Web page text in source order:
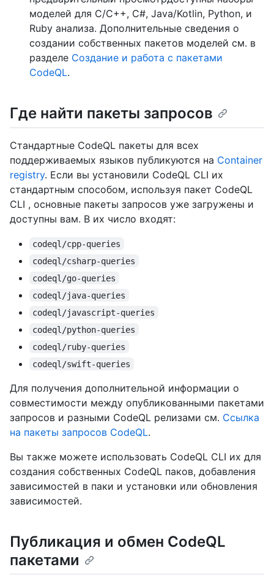
моделей для C/C++, C#, Java/Kotlin, Python, и
Ruby анализа. Дополнительные сведения о
создании собственных пакетов моделей см. в
разделе Создание и работа с пакетами
CodeQL.
Где найти пакеты запросов
Стандартные CodeQL пакеты для всех
поддерживаемых языков публикуются на Container
registry. Если вы установили CodeQL CLI их
стандартным способом, используя пакет CodeQL
CLI , основные пакеты запросов уже загружены и
доступны вам. В их число входят:
codeql/cpp-queries
codeql/csharp-queries
codeql/go-queries
codeql/java-queries
codeql/javascript-queries
codeql/python-queries
codeql/ruby-queries
codeql/swift-queries
Для получения дополнительной информации о
совместимости между опубликованными пакетами
запросов и разными CodeQL релизами см. Ссылка
на пакеты запросов CodeQL.
Вы также можете использовать CodeQL CLI их для
создания собственных CodeQL паков, добавления
зависимостей в паки и установки или обновления
зависимостей.
Публикация и обмен CodeQL
пакетами